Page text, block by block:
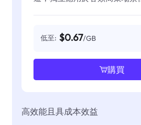
低至: $0.67/GB
購買
高效能且具成本效益